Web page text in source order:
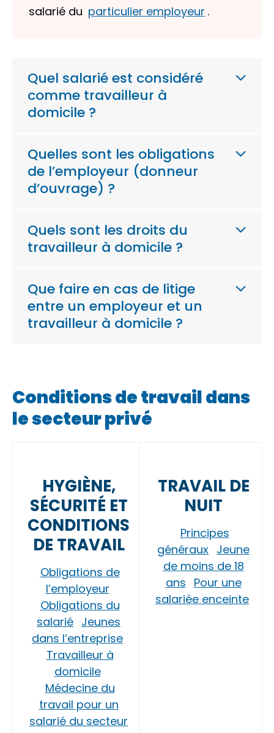
salarié du particulier employeur .
Quel salarié est considéré
comme travailleur à
domicile ?
Quelles sont les obligations
de l’employeur (donneur
d’ouvrage) ?
Quels sont les droits du
travailleur à domicile ?
Que faire en cas de litige
entre un employeur et un
travailleur à domicile ?
Conditions de travail dans
le secteur privé
HYGIÈNE,
SÉCURITÉ ET
CONDITIONS
DE TRAVAIL
Obligations de
l’employeur
Obligations du
salarié Jeunes
dans l’entreprise
Travailleur à
domicile
Médecine du
travail pour un
salarié du secteur
TRAVAIL DE
NUIT
Principes
généraux Jeune
de moins de 18
ans Pour une
salariée enceinte